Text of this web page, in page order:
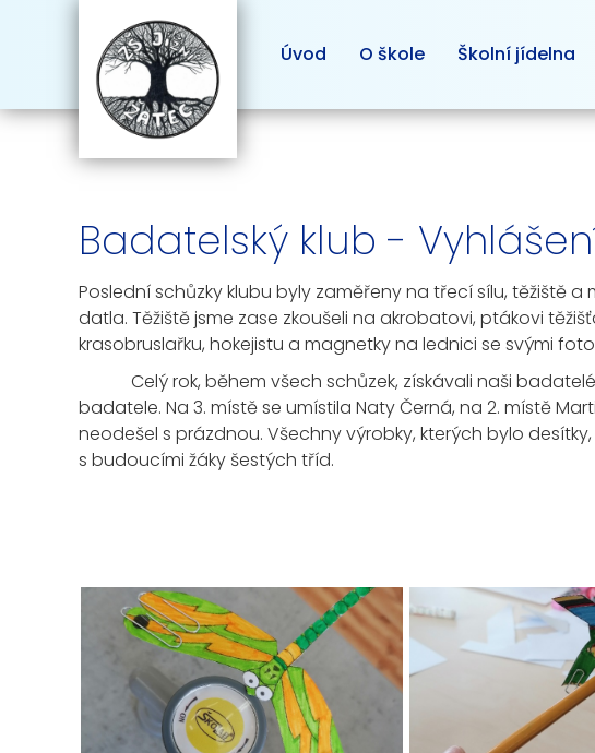
Úvod O škole Školní jídelna
Badatelský klub -
Poslední schůzky klubu byly zaměřeny na třecí sílu, těžiště
datla. Těžiště jsme zase zkoušeli na akrobatovi, ptákovi
krasobruslařku, hokejistu a magnetky na lednici se svými
Celý rok, během všech schůzek, získávali naši badatelé
badatele. Na 3. místě se umístila Naty Černá, na 2. místě
neodešel s prázdnou. Všechny výrobky, kterých bylo
s budoucími žáky šestých tříd.